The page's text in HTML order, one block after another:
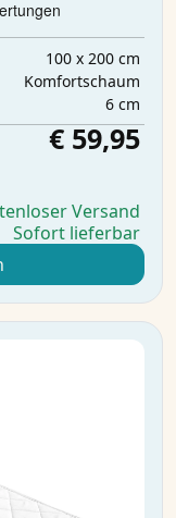
100 x 200 cm
Komfortschaum
6 cm
€ 59,95
Versand
Sofort lieferbar